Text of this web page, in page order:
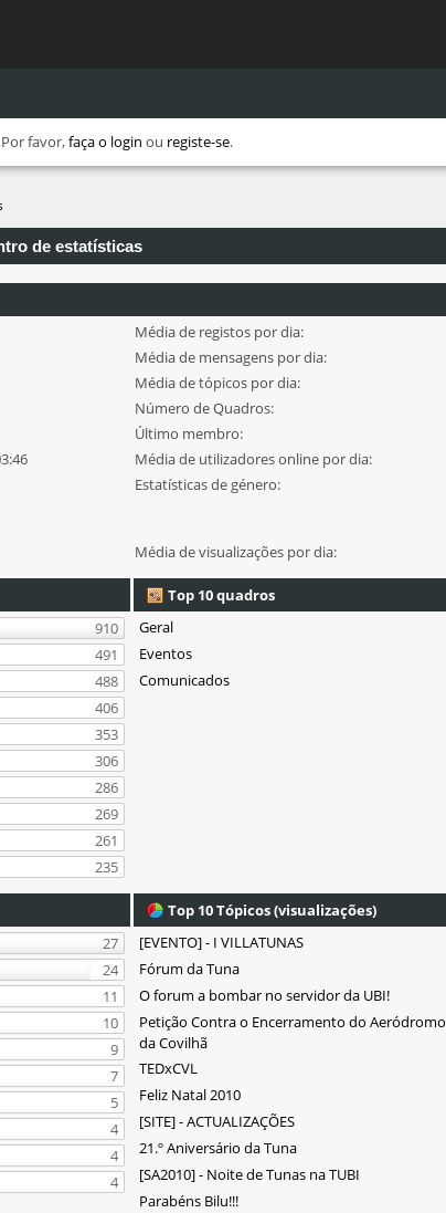
Por favor,faça o login ou registe-se.
de estatísticas
Média de registos por dia:
Média de mensagens por dia:
Média de tópicos por dia:
Número de Quadros:
Último membro:
Média de utilizadores online por dia:
Estatísticas de género:
Média de visualizações por dia:
910
491
488
406
353
306
286
269
261
235
Top 10 quadros
Geral
Eventos
Comunicados
27
24
11
10
9
7
5
4
4
4
Top 10 Tópicos (visualizações)
[EVENTO] - I VILLATUNAS
Fórum da Tuna
O forum a bombar no servidor da UBI!
Petição Contra o Encerramento do Aeródromo
da Covilhã
TEDxCVL
Feliz Natal 2010
[SITE] - ACTUALIZAÇÕES
21.º Aniversário da Tuna
[SA2010] - Noite de Tunas na TUBI
Parabéns Bilu!!!